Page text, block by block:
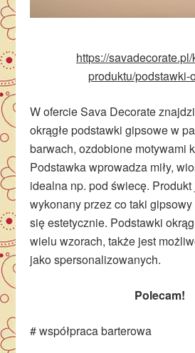
https://
produktu/podstawki-
W ofercie Sava Decorate
okrągłe podstawki gipsowe w
barwach, ozdobione motywami
Podstawka wprowadza miły,
idealna np. pod świecę.
wykonany przez co taki
się estetycznie. Podstawki
wielu wzorach, także jest
jako spersonalizowanych.
Polecam!
# współpraca barterowa